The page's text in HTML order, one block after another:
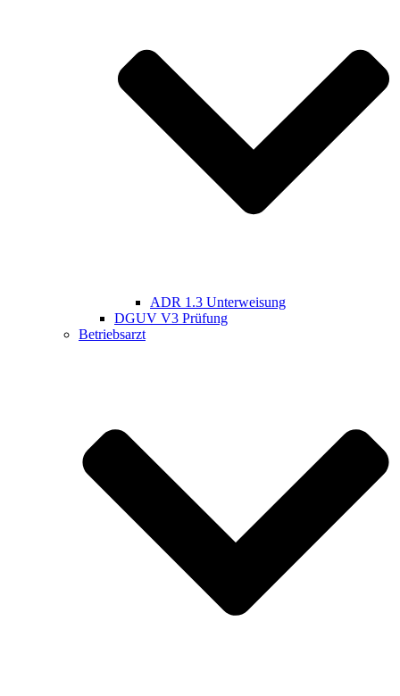
ADR 1.3 Unterweisung
DGUV V3 Prüfung
Betriebsarzt